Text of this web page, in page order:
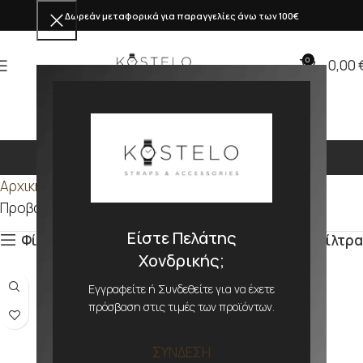
Είστε Πελάτης
Χονδρικής;
Εγγραφείτε ή Συνδεθείτε για να έχετε
πρόσβαση στις τιμές των προϊόντων.
ΣΥΝΔΕΣΗ
Δωρεάν μεταφορικά για παραγγελίες άνω των 100€
0 0,00
PU
Αρχική σελίδα
Προβάλλονται όλα - 48 αποτελέσματα
Φίλτρα
Φίλτρα